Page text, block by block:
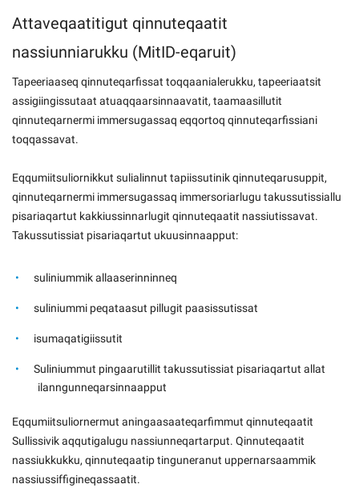
Attaveqaatitigut qinnuteqaatit
nassiunniarukku (MitID-eqaruit)
Tapeeriaaseq qinnuteqarfissat toqqaanialerukku, tapeeriaatsit
assigiingissutaat atuaqqaarsinnaavatit, taamaasillutit
qinnuteqarnermi immersugassaq eqqortoq qinnuteqarfissiani
toqqassavat.
Eqqumiitsuliornikkut sulialinnut tapiissutinik qinnuteqarusuppit,
qinnuteqarnermi immersugassaq immersoriarlugu takussutissiallu
pisariaqartut kakkiussinnarlugit qinnuteqaatit nassiutissavat.
Takussutissiat pisariaqartut ukuusinnaapput:
suliniummik allaaserinninneq
suliniummi peqataasut pillugit paasissutissat
isumaqatigiissutit
Suliniummut pingaarutillit takussutissiat pisariaqartut allat
ilanngunneqarsinnaapput
Eqqumiitsuliornermut aningaasaateqarfimmut qinnuteqaatit
Sullissivik aqqutigalugu nassiunneqartarput. Qinnuteqaatit
nassiukkukku, qinnuteqaatip tinguneranut uppernarsaammik
nassiussiffigineqassaatit.